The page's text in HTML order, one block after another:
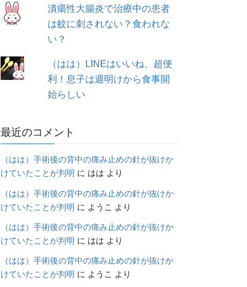
潰瘍性大腸炎で治療中の患者
は蚊に刺されない？食われな
い？
（はは）LINEはいいね、超便
利！息子は週明けから食事開
始らしい
最近のコメント
（はは）手術後の背中の痛み止めの針が抜けか
けていたことが判明 に はは より
（はは）手術後の背中の痛み止めの針が抜けか
けていたことが判明 に ようこ より
（はは）手術後の背中の痛み止めの針が抜けか
けていたことが判明 に はは より
（はは）手術後の背中の痛み止めの針が抜けか
けていたことが判明 に ようこ より